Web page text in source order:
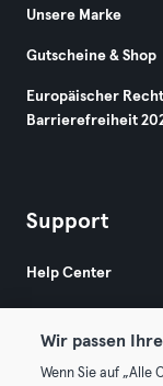
Unsere Marke
Gutscheine & Shop
Europäischer
Barrierefreiheit
Support
Help Center
Wir passen
Wenn Sie auf „Alle